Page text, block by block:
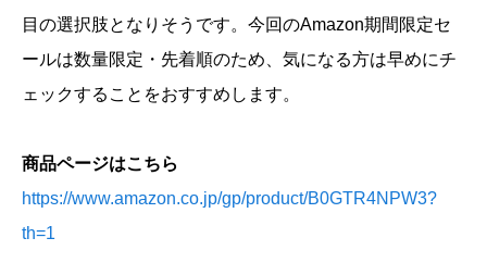
目の選択肢となりそうです。今回のAmazon期間限定セ
ールは数量限定・先着順のため、気になる方は早めにチ
ェックすることをおすすめします。
商品ページはこちら
https://www.amazon.co.jp/gp/product/B0GTR4NPW3?
th=1